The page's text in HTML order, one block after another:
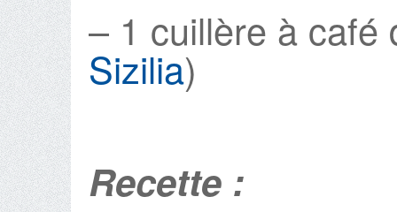
– 1 cuillère à café
Sizilia)
Recette :